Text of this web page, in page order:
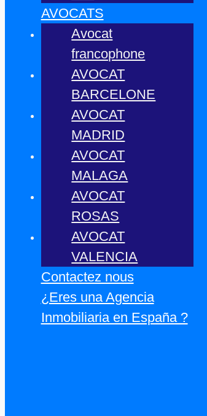
VOIR TOUT
Un achat immobilier en
AVOCATS
Avocat
francophone
AVOCAT
BARCELONE
AVOCAT
MADRID
AVOCAT
MALAGA
AVOCAT
ROSAS
AVOCAT
VALENCIA
Contactez nous
¿Eres una Agencia
Inmobiliaria en España ?